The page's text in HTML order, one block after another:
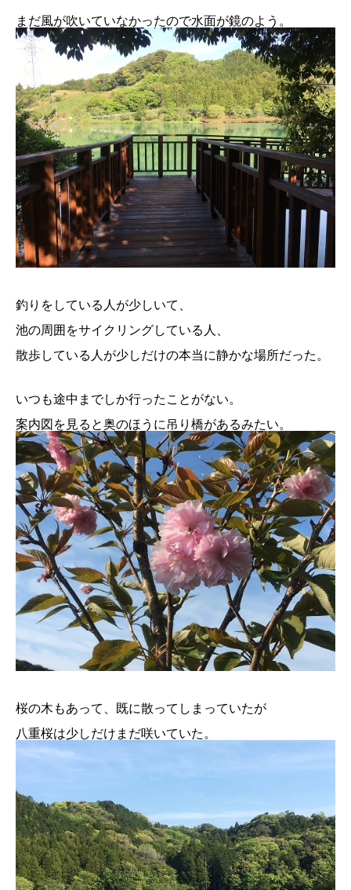
まだ風が吹いていなかったので水面が鏡のよう。
釣りをしている人が少しいて、
池の周囲をサイクリングしている人、
散歩している人が少しだけの本当に静かな場所だった。
いつも途中までしか行ったことがない。
案内図を見ると奥のほうに吊り橋があるみたい。
桜の木もあって、既に散ってしまっていたが
八重桜は少しだけまだ咲いていた。